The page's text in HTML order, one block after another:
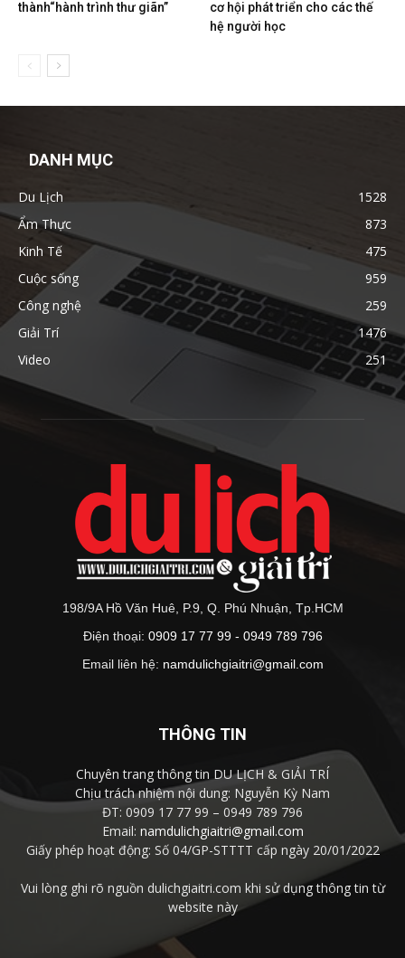
thành“hành trình thư giãn”
cơ hội phát triển cho các thế
hệ người học
DANH MỤC
Du Lịch
1528
Ẩm Thực
873
Kinh Tế
475
Cuộc sống
959
Công nghệ
259
Giải Trí
1476
Video
251
198/9A Hồ Văn Huê, P.9, Q. Phú Nhuận, Tp.HCM
Điện thoại: 0909 17 77 99 - 0949 789 796
Email liên hệ: namdulichgiaitri@gmail.com
THÔNG TIN
Chuyên trang thông tin DU LỊCH & GIẢI TRÍ
Chịu trách nhiệm nội dung: Nguyễn Kỳ Nam
ĐT: 0909 17 77 99 – 0949 789 796
Email: namdulichgiaitri@gmail.com
Giấy phép hoạt động: Số 04/GP-STTTT cấp ngày 20/01/2022
Vui lòng ghi rõ nguồn dulichgiaitri.com khi sử dụng thông tin từ
website này